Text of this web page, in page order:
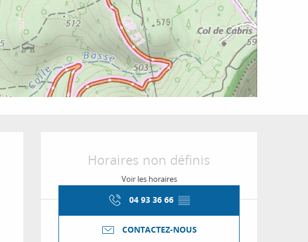
Ouverture et
Horaires non définis
Voir les horaires
04 93 36 66 ▒▒
CONTACTEZ-NOUS